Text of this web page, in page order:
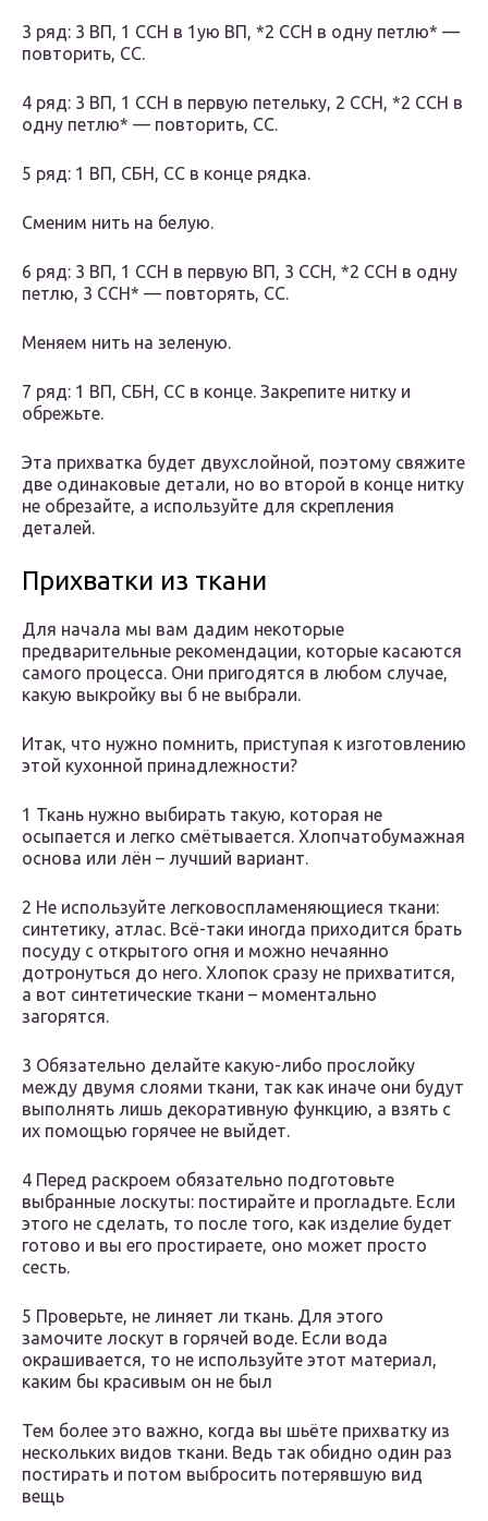
3 ряд: 3 ВП, 1 ССН в 1ую ВП, *2 ССН в одну петлю* —
повторить, СС.
4 ряд: 3 ВП, 1 ССН в первую петельку, 2 ССН, *2 ССН в
одну петлю* — повторить, СС.
5 ряд: 1 ВП, СБН, СС в конце рядка.
Сменим нить на белую.
6 ряд: 3 ВП, 1 ССН в первую ВП, 3 ССН, *2 ССН в одну
петлю, 3 ССН* — повторять, СС.
Меняем нить на зеленую.
7 ряд: 1 ВП, СБН, СС в конце. Закрепите нитку и
обрежьте.
Эта прихватка будет двухслойной, поэтому свяжите
две одинаковые детали, но во второй в конце нитку
не обрезайте, а используйте для скрепления
деталей.
Прихватки из ткани
Для начала мы вам дадим некоторые
предварительные рекомендации, которые касаются
самого процесса. Они пригодятся в любом случае,
какую выкройку вы б не выбрали.
Итак, что нужно помнить, приступая к изготовлению
этой кухонной принадлежности?
1 Ткань нужно выбирать такую, которая не
осыпается и легко смётывается. Хлопчатобумажная
основа или лён – лучший вариант.
2 Не используйте легковоспламеняющиеся ткани:
синтетику, атлас. Всё-таки иногда приходится брать
посуду с открытого огня и можно нечаянно
дотронуться до него. Хлопок сразу не прихватится,
а вот синтетические ткани – моментально
загорятся.
3 Обязательно делайте какую-либо прослойку
между двумя слоями ткани, так как иначе они будут
выполнять лишь декоративную функцию, а взять с
их помощью горячее не выйдет.
4 Перед раскроем обязательно подготовьте
выбранные лоскуты: постирайте и прогладьте. Если
этого не сделать, то после того, как изделие будет
готово и вы его простираете, оно может просто
сесть.
5 Проверьте, не линяет ли ткань. Для этого
замочите лоскут в горячей воде. Если вода
окрашивается, то не используйте этот материал,
каким бы красивым он не был
Тем более это важно, когда вы шьёте прихватку из
нескольких видов ткани. Ведь так обидно один раз
постирать и потом выбросить потерявшую вид
вещь